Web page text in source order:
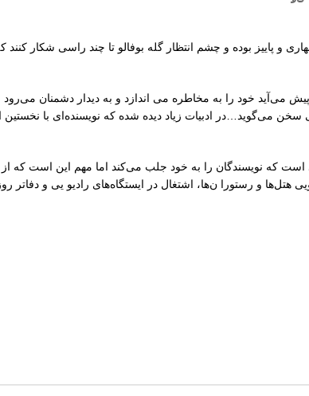
بوده و چشم انتظار گله بوفالو تا چند راسی شکار کنند
می‌آید خود را به مخاطره می اندازد و به دیدار دشمنان
می‌گوید…در ادبیات زیاد دیده شده که نویسنده‌ای با
که نویسندگان را به خود جلب می‌کند اما مهم این است که
و رستورا ن‌ها، اشتغال در ایستگاه‌های رادیو یی و دفاتر